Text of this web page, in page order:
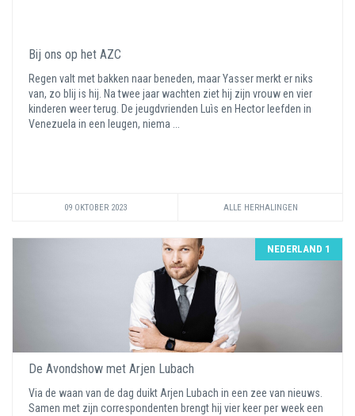
Bij ons op het AZC
Regen valt met bakken naar beneden, maar Yasser merkt er niks
van, zo blij is hij. Na twee jaar wachten ziet hij zijn vrouw en vier
kinderen weer terug. De jeugdvrienden Luìs en Hector leefden in
Venezuela in een leugen, niema ...
09 OKTOBER 2023 ALLE HERHALINGEN
NEDERLAND 1
De Avondshow met Arjen Lubach
Via de waan van de dag duikt Arjen Lubach in een zee van nieuws.
Samen met zijn correspondenten brengt hij vier keer per week een